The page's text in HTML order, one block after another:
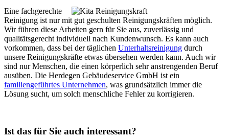
Eine fachgerechte
Reinigung ist nur mit gut geschulten Reinigungskräften möglich.
Wir führen diese Arbeiten gern für Sie aus, zuverlässig und
qualitätsgerecht individuell nach Kundenwunsch. Es kann auch
vorkommen, dass bei der täglichen Unterhaltsreinigung durch
unsere Reinigungskräfte etwas übersehen werden kann. Auch wir
sind nur Menschen, die einen körperlich sehr anstrengenden Beruf
ausüben. Die Herdegen Gebäudeservice GmbH ist ein
familiengeführtes Unternehmen, was grundsätzlich immer die
Lösung sucht, um solch menschliche Fehler zu korrigieren.
Ist das für Sie auch interessant?